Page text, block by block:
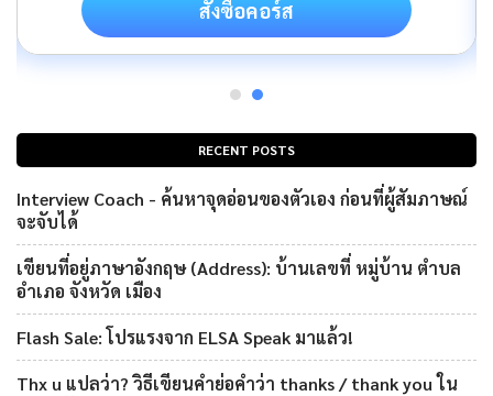
RECENT POSTS
Interview Coach - ค้นหาจุดอ่อนของตัวเอง ก่อนที่ผู้สัมภาษณ์
จะจับได้
เขียนที่อยู่ภาษาอังกฤษ (Address): บ้านเลขที่ หมู่บ้าน ตำบล
อำเภอ จังหวัด เมือง
Flash Sale: โปรแรงจาก ELSA Speak มาแล้ว!
Thx u แปลว่า? วิธีเขียนคำย่อคำว่า thanks / thank you ใน
สั่งซื้อคอร์ส